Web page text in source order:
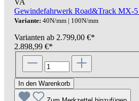
Gewindefahrwerk Road&Track MX-
Variante: 40N/mm | 100N/mm
Varianten ab 2.799,00 €*
2.898,99 €*
In den Warenkorb